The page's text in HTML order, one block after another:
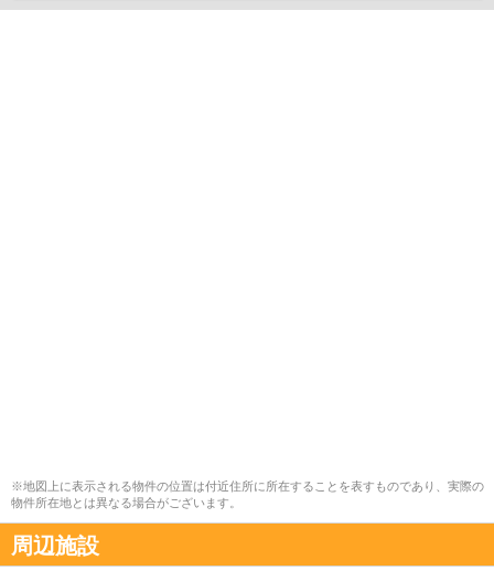
※地図上に表示される物件の位置は付近住所に所在することを表すものであり、実際の
物件所在地とは異なる場合がございます。
周辺施設